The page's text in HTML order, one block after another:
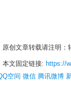
原创文章转载请注明：
本文固定链接: https://
空间 微信 腾讯微博